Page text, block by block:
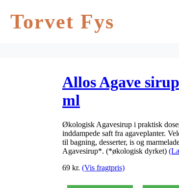
Torvet Fys
Allos Agave
ml
Økologisk Agavesirup i praktisk
inddampede saft fra agaveplanter.
til bagning, desserter, is og
Agavesirup*. (*økologisk dyrket)
69 kr. (Vis fragtpris)